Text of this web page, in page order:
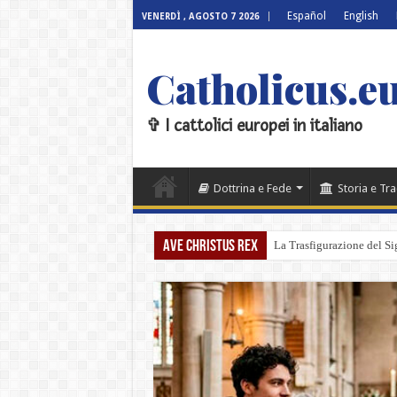
VENERDÌ , AGOSTO 7 2026 Español English
✞ I cattolici europei in italiano
Dottrina e Fede Storia e
Ave Christus Rex La Trasfigurazione del
Il velo, la balaustra della